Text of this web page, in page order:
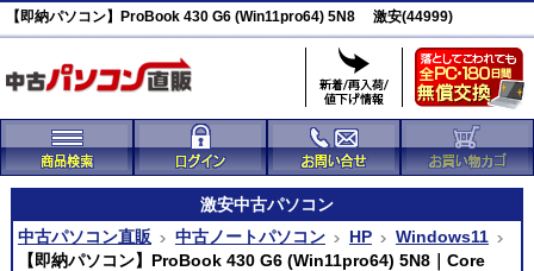
【即納パソコン】ProBook 430 G6 (Win11pro64) 5N8 激安(44999)
激安中古パソコン
中古パソコン直販
中古ノートパソコン HP
Windows11
【即納パソコン】ProBook 430 G6 (Win11pro64) 5N8｜Core